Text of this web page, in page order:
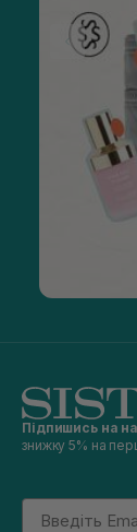
Підпишись на
знижку 5% на
Email